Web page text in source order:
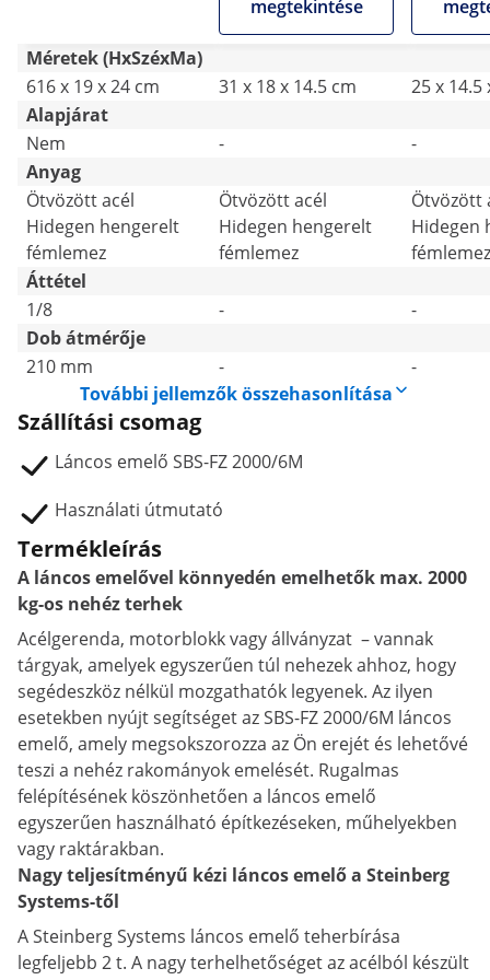
megtekintése
Méretek (HxSzéxMa)
616 x 19 x 24 cm
31 x 18 x 14.5 cm
25 x 14.5
Alapjárat
Nem
-
-
Anyag
Ötvözött acél
Hidegen hengerelt
fémlemez
Ötvözött acél
Hidegen hengerelt
fémlemez
Ötvözött
Hidegen
fémlemez
Áttétel
1/8
-
-
Dob átmérője
210 mm
-
-
További jellemzők összehasonlítása
Szállítási csomag
Láncos emelő SBS-FZ 2000/6M
Használati útmutató
Termékleírás
A láncos emelővel könnyedén emelhetők max. 2000
kg-os nehéz terhek
Acélgerenda, motorblokk vagy állványzat – vannak
tárgyak, amelyek egyszerűen túl nehezek ahhoz, hogy
segédeszköz nélkül mozgathatók legyenek. Az ilyen
esetekben nyújt segítséget az SBS-FZ 2000/6M láncos
emelő, amely megsokszorozza az Ön erejét és lehetővé
teszi a nehéz rakományok emelését. Rugalmas
felépítésének köszönhetően a láncos emelő
egyszerűen használható építkezéseken, műhelyekben
vagy raktárakban.
Nagy teljesítményű kézi láncos emelő a Steinberg
Systems-től
A Steinberg Systems láncos emelő teherbírása
legfeljebb 2 t. A nagy terhelhetőséget az acélból készült